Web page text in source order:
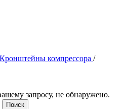
Кронштейны компрессора /
запросу, не обнаружено.
Поиск